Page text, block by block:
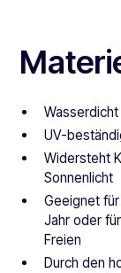
Wasserdicht
UV-
Widersteht
Sonnenlicht
Geeignet für
Jahr oder
Freien
Durch den